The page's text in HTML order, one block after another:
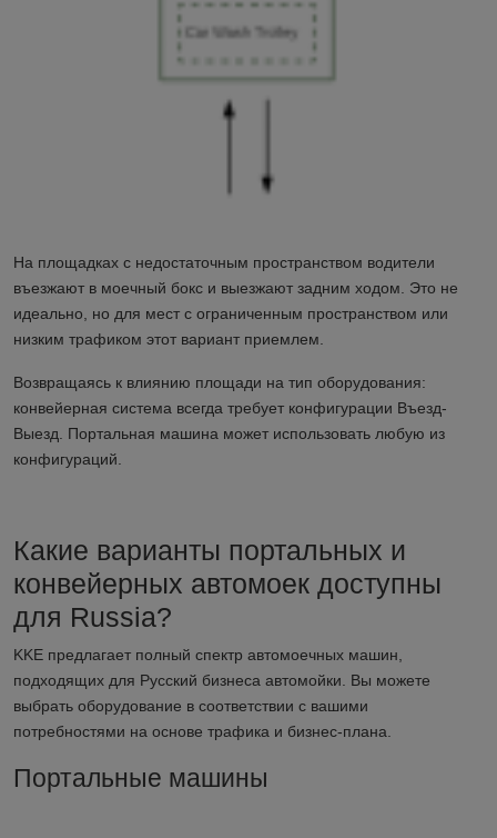
На площадках с недостаточным пространством водители
въезжают в моечный бокс и выезжают задним ходом. Это не
идеально, но для мест с ограниченным пространством или
низким трафиком этот вариант приемлем.
Возвращаясь к влиянию площади на тип оборудования:
конвейерная система всегда требует конфигурации Въезд-
Выезд. Портальная машина может использовать любую из
конфигураций.
Какие варианты портальных и
конвейерных автомоек доступны
для Russia?
KKE предлагает полный спектр автомоечных машин,
подходящих для Русский бизнеса автомойки. Вы можете
выбрать оборудование в соответствии с вашими
потребностями на основе трафика и бизнес-плана.
Портальные машины